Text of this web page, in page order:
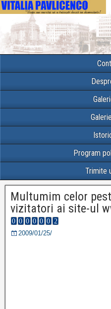
Program
Trimite
Multumim celor
vizitatori ai site-ul
2009/01/25/